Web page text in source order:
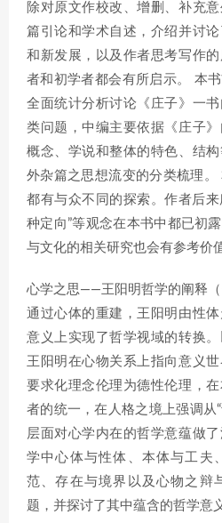
除对原文作校改、增删、补充
篇引论和学术自述，介绍并讨
和新发展，以及作者思考写作
者和初学者都会有所启示。 本
全面统计分析讨论《庄子》一
类问题，中编主要依据《庄子
概念、学说和整体的特色、结
外杂篇之思想流变的分类梳理
都有与众不同的探索。作者后来
种定向”等观念在本书中都已初
与文化的相关研究也会有参考价
心学之思——王阳明哲学的阐释（
通过心体的重建，王阳明由性
意义上实现了哲学视域的转换
王阳明在心物关系上指向意义
要求化理念伦理为德性伦理，
者的统一，在人格之境上强调从
层面对心学内在的哲学意蕴做
学中心体与性体、本体与工夫
范、存在与境界以及心物之辩
题，并探讨了其中蕴含的哲学意